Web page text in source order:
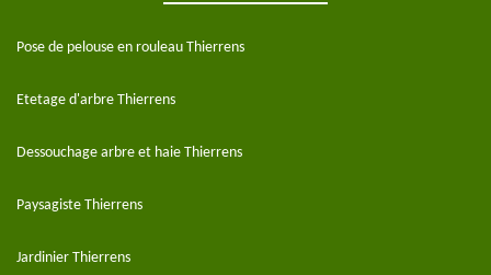
Pose de pelouse en rouleau Thierrens
Etetage d'arbre Thierrens
Dessouchage arbre et haie Thierrens
Paysagiste Thierrens
Jardinier Thierrens